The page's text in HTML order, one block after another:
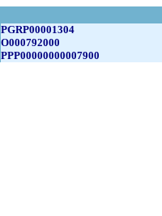
PGRP00001304
O000792000
PPP00000000007900